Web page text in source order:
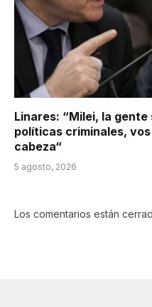
Linares: “Milei, la
políticas criminales,
cabeza“
5 agosto, 2026
Los comentarios están